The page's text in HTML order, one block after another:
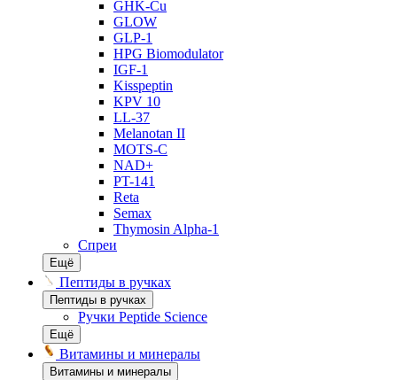
GHK-Cu
GLOW
GLP-1
HPG Biomodulator
IGF-1
Kisspeptin
KPV 10
LL-37
Melanotan II
MOTS-C
NAD+
PT-141
Reta
Semax
Thymosin Alpha-1
Спреи
Ещё
Пептиды в ручках
Пептиды в ручках
Ручки Peptide Science
Ещё
Витамины и минералы
Витамины и минералы